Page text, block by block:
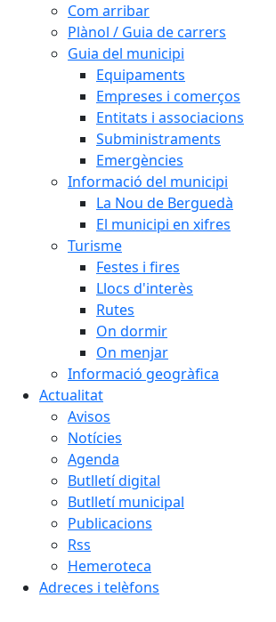
Com arribar
Plànol / Guia de carrers
Guia del municipi
Equipaments
Empreses i comerços
Entitats i associacions
Subministraments
Emergències
Informació del municipi
La Nou de Berguedà
El municipi en xifres
Turisme
Festes i fires
Llocs d'interès
Rutes
On dormir
On menjar
Informació geogràfica
Actualitat
Avisos
Notícies
Agenda
Butlletí digital
Butlletí municipal
Publicacions
Rss
Hemeroteca
Adreces i telèfons